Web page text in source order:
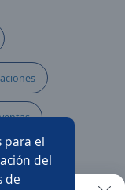
para el
del
de
freelance